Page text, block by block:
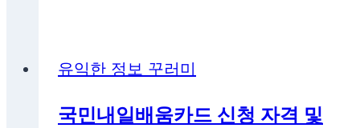
유익한 정보 꾸러미
국민내일배움카드 신청 자격 및